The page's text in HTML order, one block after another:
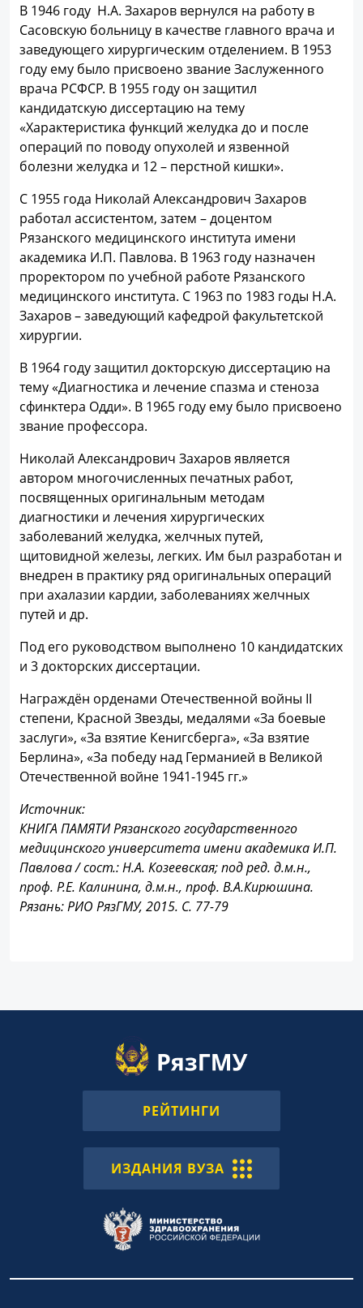
В 1946 году Н.А. Захаров вернулся на работу в
Сасовскую больницу в качестве главного врача и
заведующего хирургическим отделением. В 1953
году ему было присвоено звание Заслуженного
врача РСФСР. В 1955 году он защитил
кандидатскую диссертацию на тему
«Характеристика функций желудка до и после
операций по поводу опухолей и язвенной
болезни желудка и 12 – перстной кишки».
С 1955 года Николай Александрович Захаров
работал ассистентом, затем – доцентом
Рязанского медицинского института имени
академика И.П. Павлова. В 1963 году назначен
проректором по учебной работе Рязанского
медицинского института. С 1963 по 1983 годы Н.А.
Захаров – заведующий кафедрой факультетской
хирургии.
В 1964 году защитил докторскую диссертацию на
тему «Диагностика и лечение спазма и стеноза
сфинктера Одди». В 1965 году ему было присвоено
звание профессора.
Николай Александрович Захаров является
автором многочисленных печатных работ,
посвященных оригинальным методам
диагностики и лечения хирургических
заболеваний желудка, желчных путей,
щитовидной железы, легких. Им был разработан и
внедрен в практику ряд оригинальных операций
при ахалазии кардии, заболеваниях желчных
путей и др.
Под его руководством выполнено 10 кандидатских
и 3 докторских диссертации.
Награждён орденами Отечественной войны II
степени, Красной Звезды, медалями «За боевые
заслуги», «За взятие Кенигсберга», «За взятие
Берлина», «За победу над Германией в Великой
Отечественной войне 1941-1945 гг.»
Источник:
КНИГА ПАМЯТИ Рязанского государственного
медицинского университета имени академика И.П.
Павлова / сост.: Н.А. Козеевская; под ред. д.м.н.,
проф. Р.Е. Калинина, д.м.н., проф. В.А.Кирюшина.
Рязань: РИО РязГМУ, 2015. С. 77-79
РЕЙТИНГИ
ИЗДАНИЯ ВУЗА